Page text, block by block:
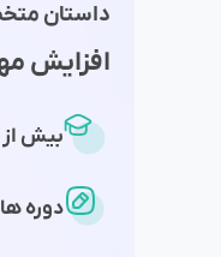
داستان
افزایش
بیش از 20 دوره آموزشی
دوره